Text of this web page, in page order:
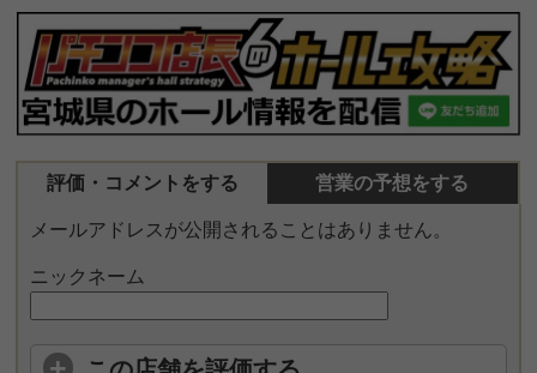
評価・コメントをする 営業の予想をする
メールアドレスが公開されることはありません。
ニックネーム